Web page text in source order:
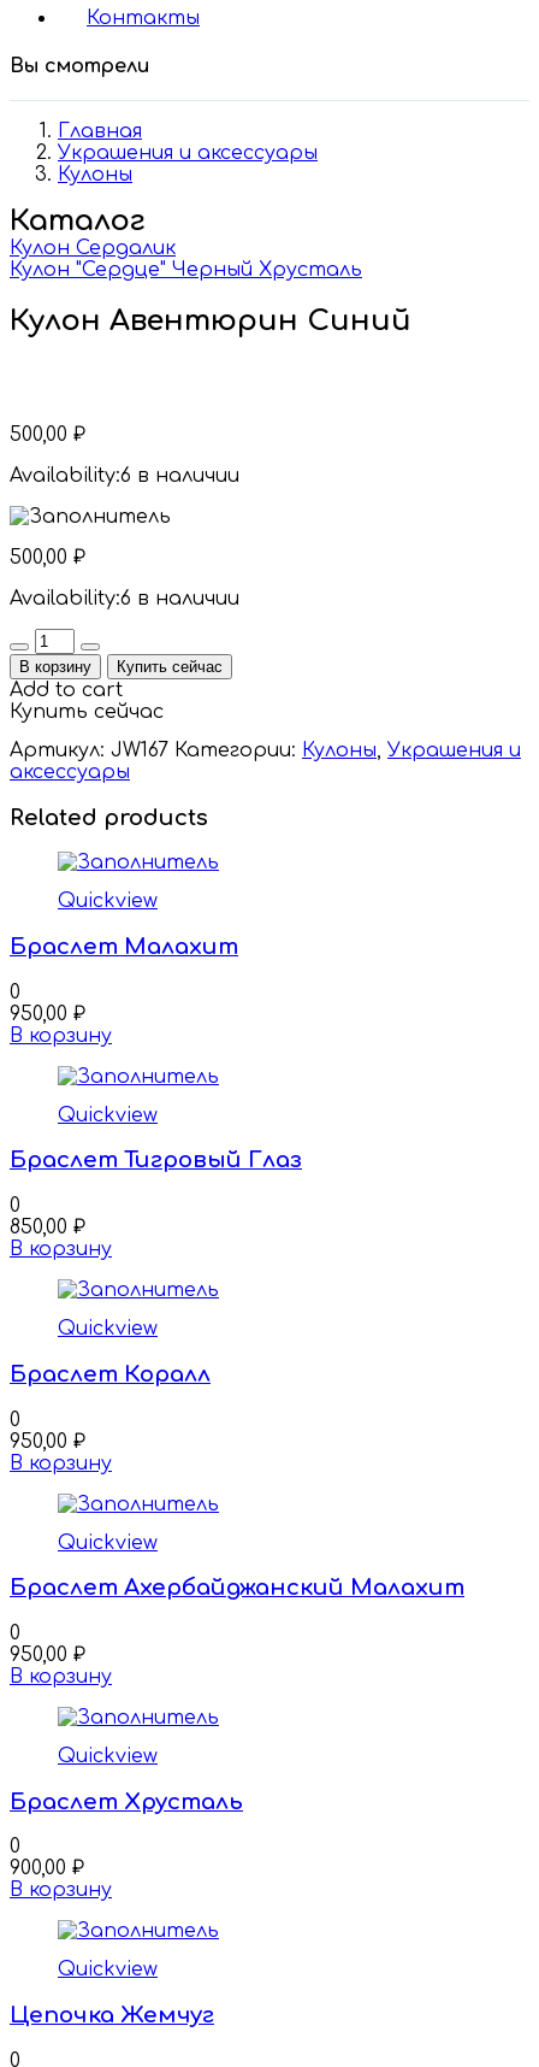
Контакты
Вы смотрели
Главная
Украшения и аксессуары
Кулоны
Каталог
Кулон Сердалик
Кулон "Сердце" Черный Хрусталь
Кулон Авентюрин Синий
500,00 ₽
Availability:6 в наличии
500,00 ₽
Availability:6 в наличии
Quantity
В корзину Купить сейчас
Add to cart
Купить сейчас
Артикул: JW167 Категории: Кулоны, Украшения и
аксессуары
Related products
Quickview
Браслет Малахит
0
950,00 ₽
В корзину
Quickview
Браслет Тигровый Глаз
0
850,00 ₽
В корзину
Quickview
Браслет Коралл
0
950,00 ₽
В корзину
Quickview
Браслет Ахербайджанский Малахит
0
950,00 ₽
В корзину
Quickview
Браслет Хрусталь
0
900,00 ₽
В корзину
Quickview
Цепочка Жемчуг
0